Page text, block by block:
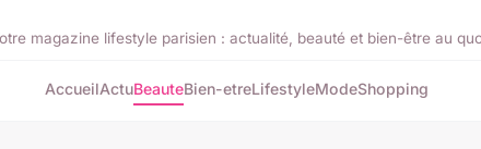
magazine lifestyle parisien : actualité, beauté et bien-être au
AccueilActuBeauteBien-etreLifestyleModeShopping